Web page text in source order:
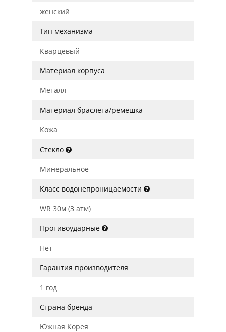
женский
Тип механизма
Кварцевый
Материал корпуса
Металл
Материал браслета/ремешка
Кожа
Стекло
Минеральное
Класс водонепроницаемости
WR 30м (3 атм)
Противоударные
Нет
Гарантия производителя
1 год
Страна бренда
Южная Корея